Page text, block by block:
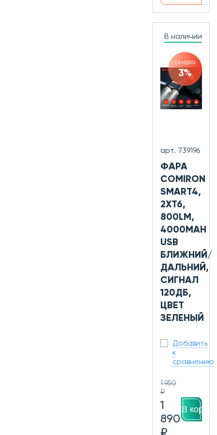
В наличии
скидка
3%
арт. 739196
ФАРА
COMIRON
SMART4,
2XT6,
800LM,
4000MAH
USB
БЛИЖНИЙ/
ДАЛЬНИЙ,
СИГНАЛ
120ДБ,
ЦВЕТ
ЗЕЛЕНЫЙ
Добавить
к
сравнению
1 950
₽
1
890
₽
В